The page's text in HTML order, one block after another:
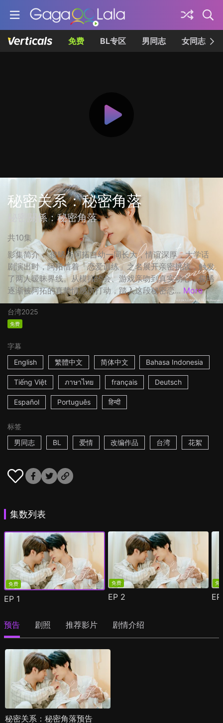
免费 BL专区 男同志 女同志
秘密关系：秘密角落
秘密關係：秘密角落
共10集
影集简介： 俊晞与阿拓自幼一同长大，情谊深厚，大学话
剧演出时，阿拓借着「恋爱训练」之名展开亲密挑战，触发
了两人暧昧界线。从模拟约会、游戏亲吻到真实动心，俊晞
逐渐被阿拓的真挚情感所打动，踏入这段秘密恋... More
台湾2025
免费
字幕
English
繁體中文 简体中文 Bahasa Indonesia
Tiếng Việt ภาษาไทย français Deutsch
Español Português हिन्दी
标签
男同志
BL 爱情 改编作品 台湾 花絮
集数列表
免费
EP 1
免费
EP 2
免
预告 剧照 推荐影片 剧情介绍
秘密关系：秘密角落预告